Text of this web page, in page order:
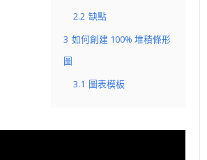
2.2 缺點
3 如何創建 100% 堆積條形
圖
3.1 圖表模板